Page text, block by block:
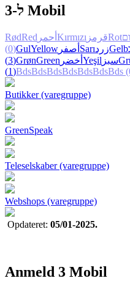
ל-3 Mobil
RødRed أحمر Kırmızı قرمزRot
(0)GulYellow أصفر SarıزردGelb
(3)GrønGreen أخضر Yeşil سبز
(1)BdsBdsBdsBdsBdsBdsBds
Butikker (varegruppe)
GreenSpeak
Teleselskaber (varegruppe)
Webshops (varegruppe)
Opdateret: 05/01-2025.
Anmeld 3 Mobil